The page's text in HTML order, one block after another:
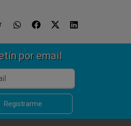
por email
Registrarme